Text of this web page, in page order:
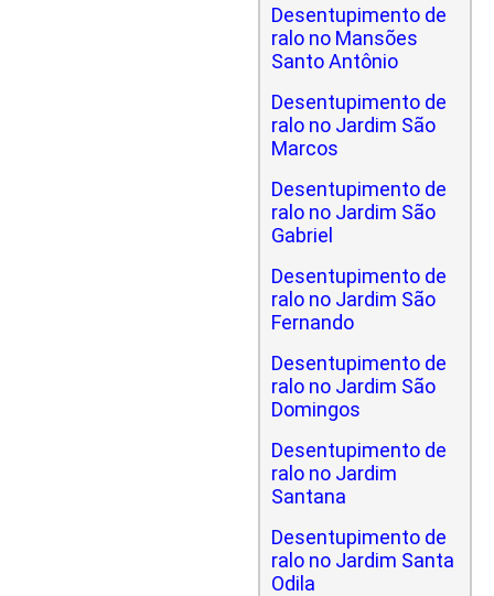
Desentupimento de
ralo no Mansões
Santo Antônio
Desentupimento de
ralo no Jardim São
Marcos
Desentupimento de
ralo no Jardim São
Gabriel
Desentupimento de
ralo no Jardim São
Fernando
Desentupimento de
ralo no Jardim São
Domingos
Desentupimento de
ralo no Jardim
Santana
Desentupimento de
ralo no Jardim Santa
Odila